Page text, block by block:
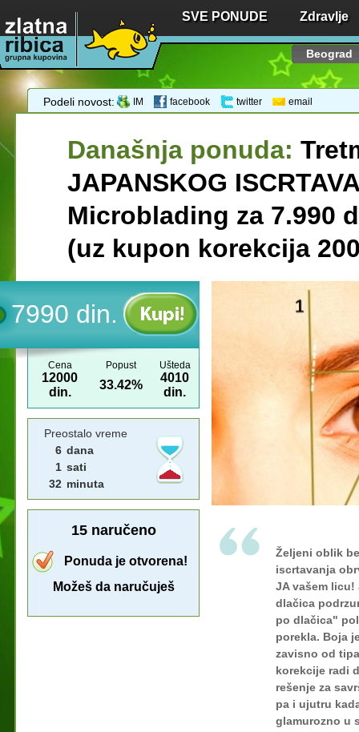
Beograd
SVE PONUDE Zdravlje
Podeli novost: IM facebook twitter email
Današnja ponuda:
JAPANSKOG
Microblading za 7.990
(uz kupon korekcija
7990 din.
Cena Popust Ušteda
12000
din.
33.42%
4010
din.
Preostalo vreme
6 dana
1 sati
32 minuta
15naručeno
Ponuda je otvorena!
Možeš da naručuješ
Željeni oblik
iscrtavanja
JA vašem licu!
dlačica
po dlačica"
porekla. Boja
zavisno od
korekcije radi
rešenje za
pa i ujutru
glamurozno u